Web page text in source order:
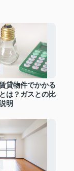
貸物件でかかる
は？ガスとの比
明